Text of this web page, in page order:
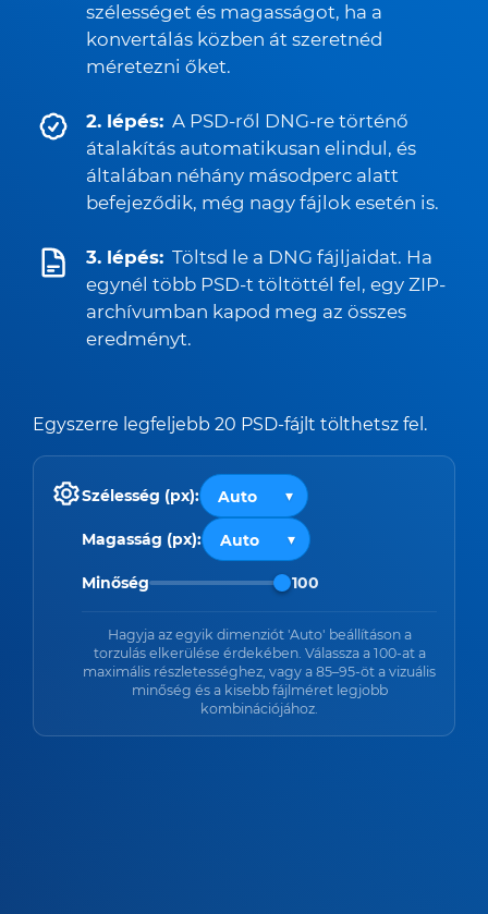
szélességet és magasságot, ha a
konvertálás közben át szeretnéd
méretezni őket.
2. lépés: A PSD-ről DNG-re történő
átalakítás automatikusan elindul, és
általában néhány másodperc alatt
befejeződik, még nagy fájlok esetén is.
3. lépés: Töltsd le a DNG fájljaidat. Ha
egynél több PSD-t töltöttél fel, egy ZIP-
archívumban kapod meg az összes
eredményt.
Egyszerre legfeljebb 20 PSD-fájlt tölthetsz fel.
Szélesség (px):
Magasság (px):
Minőség 100
Hagyja az egyik dimenziót 'Auto' beállításon a
torzulás elkerülése érdekében. Válassza a 100-at a
maximális részletességhez, vagy a 85–95-öt a vizuális
minőség és a kisebb fájlméret legjobb
kombinációjához.